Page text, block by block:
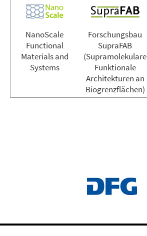
NanoScale
Functional
Materials and
Systems
Forschungsbau
SupraFAB
(Supramolekulare
Funktionale
Architekturen an
Biogrenzflächen)